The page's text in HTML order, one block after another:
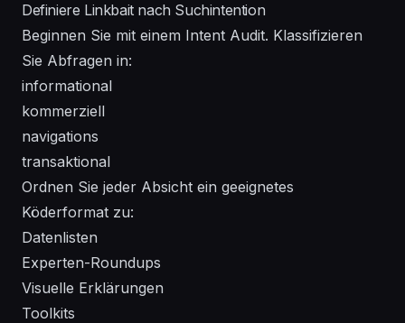
Definiere Linkbait nach Suchintention
Beginnen Sie mit einem Intent Audit. Klassifizieren
Sie Abfragen in:
informational
kommerziell
navigations
transaktional
Ordnen Sie jeder Absicht ein geeignetes
Köderformat zu:
Datenlisten
Experten-Roundups
Visuelle Erklärungen
Toolkits